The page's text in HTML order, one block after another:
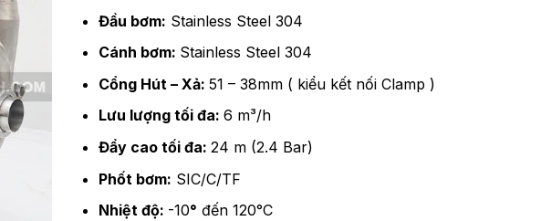
Đầu bơm: Stainless Steel 304
Cánh bơm: Stainless Steel 304
Cổng Hút – Xả:51 – 38mm ( kiểu kết nối Clamp )
Lưu lượng tối đa:6 m³/h
Đẩy cao tối đa:24 m (2.4 Bar)
Phốt bơm: SIC/C/TF
Nhiệt độ: -10° đến 120°C